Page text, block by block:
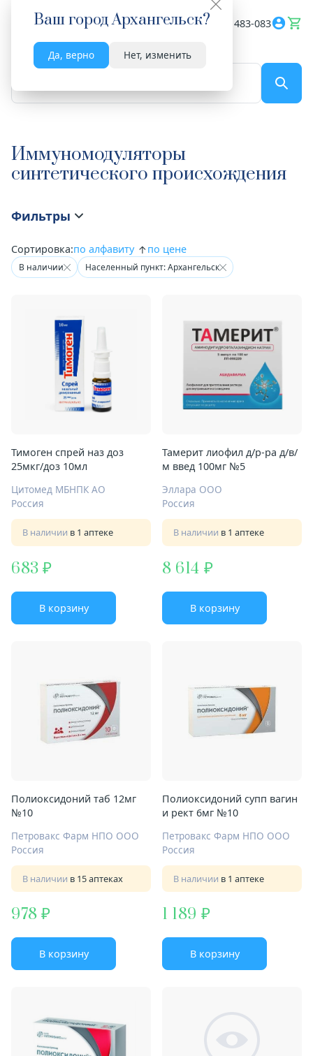
Ваш городАрхангельск?
Да, верно Нет, изменить
Весь сайт 8182 483-083
Иммуномодуляторы
синтетического происхождения
Фильтры
Сортировка:по алфавиту по цене
В наличии Населенный пункт: Архангельск
Тимоген спрей наз доз
25мкг/доз 10мл
Цитомед МБНПК АО
Россия
В наличии в 1 аптеке
683
В корзину
Тамерит лиофил д/р-ра д/в/
м введ 100мг №5
Эллара ООО
Россия
В наличии в 1 аптеке
8 614
В корзину
Полиоксидоний таб 12мг
№10
Петровакс Фарм НПО ООО
Россия
В наличии в 15 аптеках
978
В корзину
Полиоксидоний супп вагин
и рект 6мг №10
Петровакс Фарм НПО ООО
Россия
В наличии в 1 аптеке
1 189
В корзину